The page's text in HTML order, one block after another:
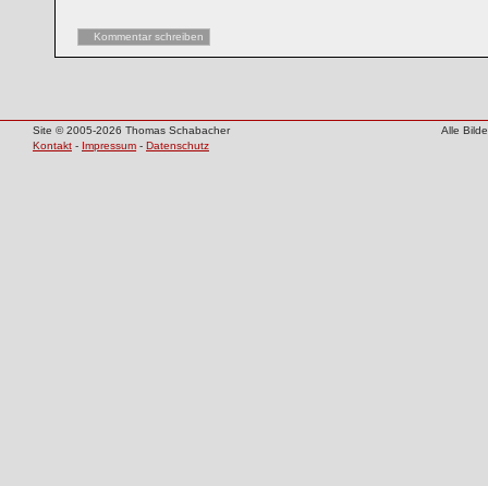
Kommentar schreiben
Site © 2005-2026 Thomas Schabacher
Alle
Kontakt - Impressum - Datenschutz